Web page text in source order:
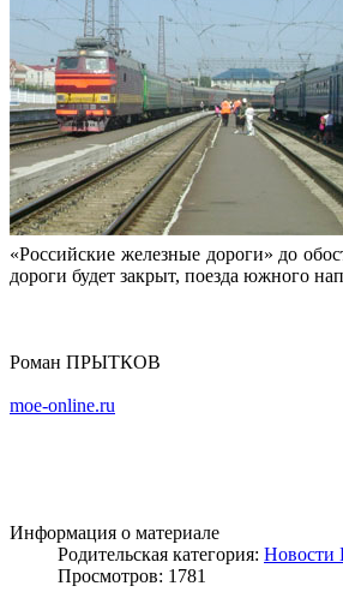
«Российские железные дороги» до
дороги будет закрыт, поезда южного
Роман ПРЫТКОВ
moe-online.ru
Информация о материале
Родительская категория: Новости
Просмотров: 1781